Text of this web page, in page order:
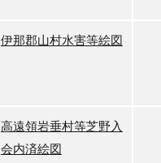
伊那郡山村水害等絵図
高遠領岩垂村等芝野入
会内済絵図